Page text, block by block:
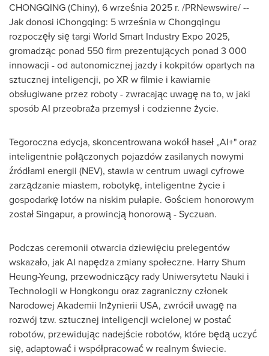
CHONGQING(Chiny), 6 września 2025 r. /PRNewswire/ --
Jak donosi iChongqing: 5 września w Chongqingu
rozpoczęły się targi World Smart Industry Expo 2025,
gromadząc ponad 550 firm prezentujących ponad 3 000
innowacji - od autonomicznej jazdy i kokpitów opartych na
sztucznej inteligencji, po XR w filmie i kawiarnie
obsługiwane przez roboty - zwracając uwagę na to, w jaki
sposób AI przeobraża przemysł i codzienne życie.
Tegoroczna edycja, skoncentrowana wokół haseł „AI+" oraz
inteligentnie połączonych pojazdów zasilanych nowymi
źródłami energii (NEV), stawia w centrum uwagi cyfrowe
zarządzanie miastem, robotykę, inteligentne życie i
gospodarkę lotów na niskim pułapie. Gościem honorowym
został Singapur, a prowincją honorową - Syczuan.
Podczas ceremonii otwarcia dziewięciu prelegentów
wskazało, jak AI napędza zmiany społeczne. Harry Shum
Heung-Yeung, przewodniczący rady Uniwersytetu Nauki i
Technologii w Hongkongu oraz zagraniczny członek
Narodowej Akademii Inżynierii USA, zwrócił uwagę na
rozwój tzw. sztucznej inteligencji wcielonej w postać
robotów, przewidując nadejście robotów, które będą uczyć
się, adaptować i współpracować w realnym świecie.